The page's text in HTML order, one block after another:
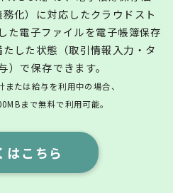
はこちら
務化）に対応したクラウドスト
た電子ファイルを電子帳簿保存
した状態（取引情報入力・タ
）で保存できます。
たは給与を利用中の場合、
まで無料で利用可能。